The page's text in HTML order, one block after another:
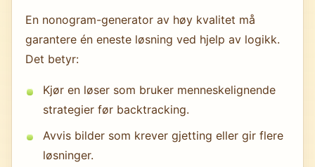
En nonogram-generator av høy kvalitet må
garantere én eneste løsning ved hjelp av logikk.
Det betyr:
Kjør en løser som bruker menneskelignende
strategier før backtracking.
Avvis bilder som krever gjetting eller gir flere
løsninger.